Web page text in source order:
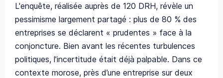
L'enquête, réalisée auprès de 120 DRH, révèle un
pessimisme largement partagé : plus de 80 % des
entreprises se déclarent « prudentes » face à la
conjoncture. Bien avant les récentes turbulences
politiques, l’incertitude était déjà palpable. Dans ce
contexte morose, près d’une entreprise sur deux